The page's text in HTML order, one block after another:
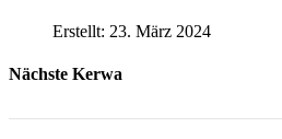
Erstellt: 23. März 2024
Nächste Kerwa